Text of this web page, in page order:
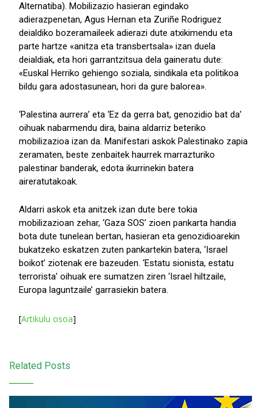
Alternatiba). Mobilizazio hasieran egindako
adierazpenetan, Agus Hernan eta Zuriñe Rodriguez
deialdiko bozeramaileek adierazi dute atxikimendu eta
parte hartze «anitza eta transbertsala» izan duela
deialdiak, eta hori garrantzitsua dela gaineratu dute:
«Euskal Herriko gehiengo soziala, sindikala eta politikoa
bildu gara adostasunean, hori da gure balorea».
‘Palestina aurrera’ eta ‘Ez da gerra bat, genozidio bat da’
oihuak nabarmendu dira, baina aldarriz beteriko
mobilizazioa izan da. Manifestari askok Palestinako zapia
zeramaten, beste zenbaitek haurrek marrazturiko
palestinar banderak, edota ikurrinekin batera
aireratutakoak.
Aldarri askok eta anitzek izan dute bere tokia
mobilizazioan zehar, ‘Gaza SOS’ zioen pankarta handia
bota dute tunelean bertan, hasieran eta genozidioarekin
bukatzeko eskatzen zuten pankartekin batera, ‘Israel
boikot’ ziotenak ere bazeuden. ‘Estatu sionista, estatu
terrorista’ oihuak ere sumatzen ziren ‘Israel hiltzaile,
Europa laguntzaile’ garrasiekin batera.
[Artikulu osoa]
Related Posts